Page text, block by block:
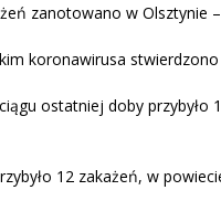
zanotowano w Olsztynie
koronawirusa
ostatniej doby
12 zakażeń, w